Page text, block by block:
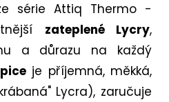
série Attiq Thermo -
zateplené Lycry,
a důrazu na každý
je příjemná, měkká,
Lycra), zaručuje